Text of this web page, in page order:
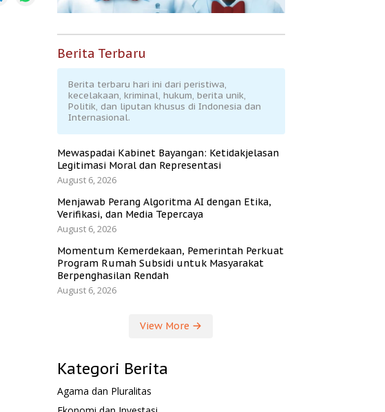
Berita Terbaru
Berita terbaru hari ini dari peristiwa,
kecelakaan, kriminal, hukum, berita unik,
Politik, dan liputan khusus di Indonesia dan
Internasional.
Mewaspadai Kabinet Bayangan: Ketidakjelasan
Legitimasi Moral dan Representasi
August 6, 2026
Menjawab Perang Algoritma AI dengan Etika,
Verifikasi, dan Media Tepercaya
August 6, 2026
Momentum Kemerdekaan, Pemerintah Perkuat
Program Rumah Subsidi untuk Masyarakat
Berpenghasilan Rendah
August 6, 2026
View More
Kategori Berita
Agama dan Pluralitas